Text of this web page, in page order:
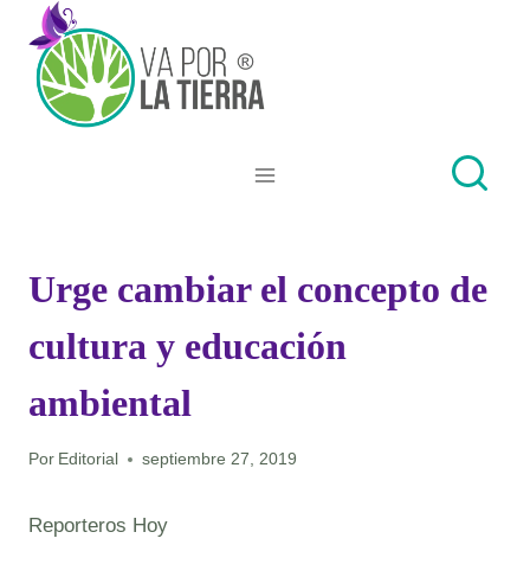
content
Urge cambiar el concepto de
cultura y educación
ambiental
Por Editorial septiembre 27, 2019
Reporteros Hoy